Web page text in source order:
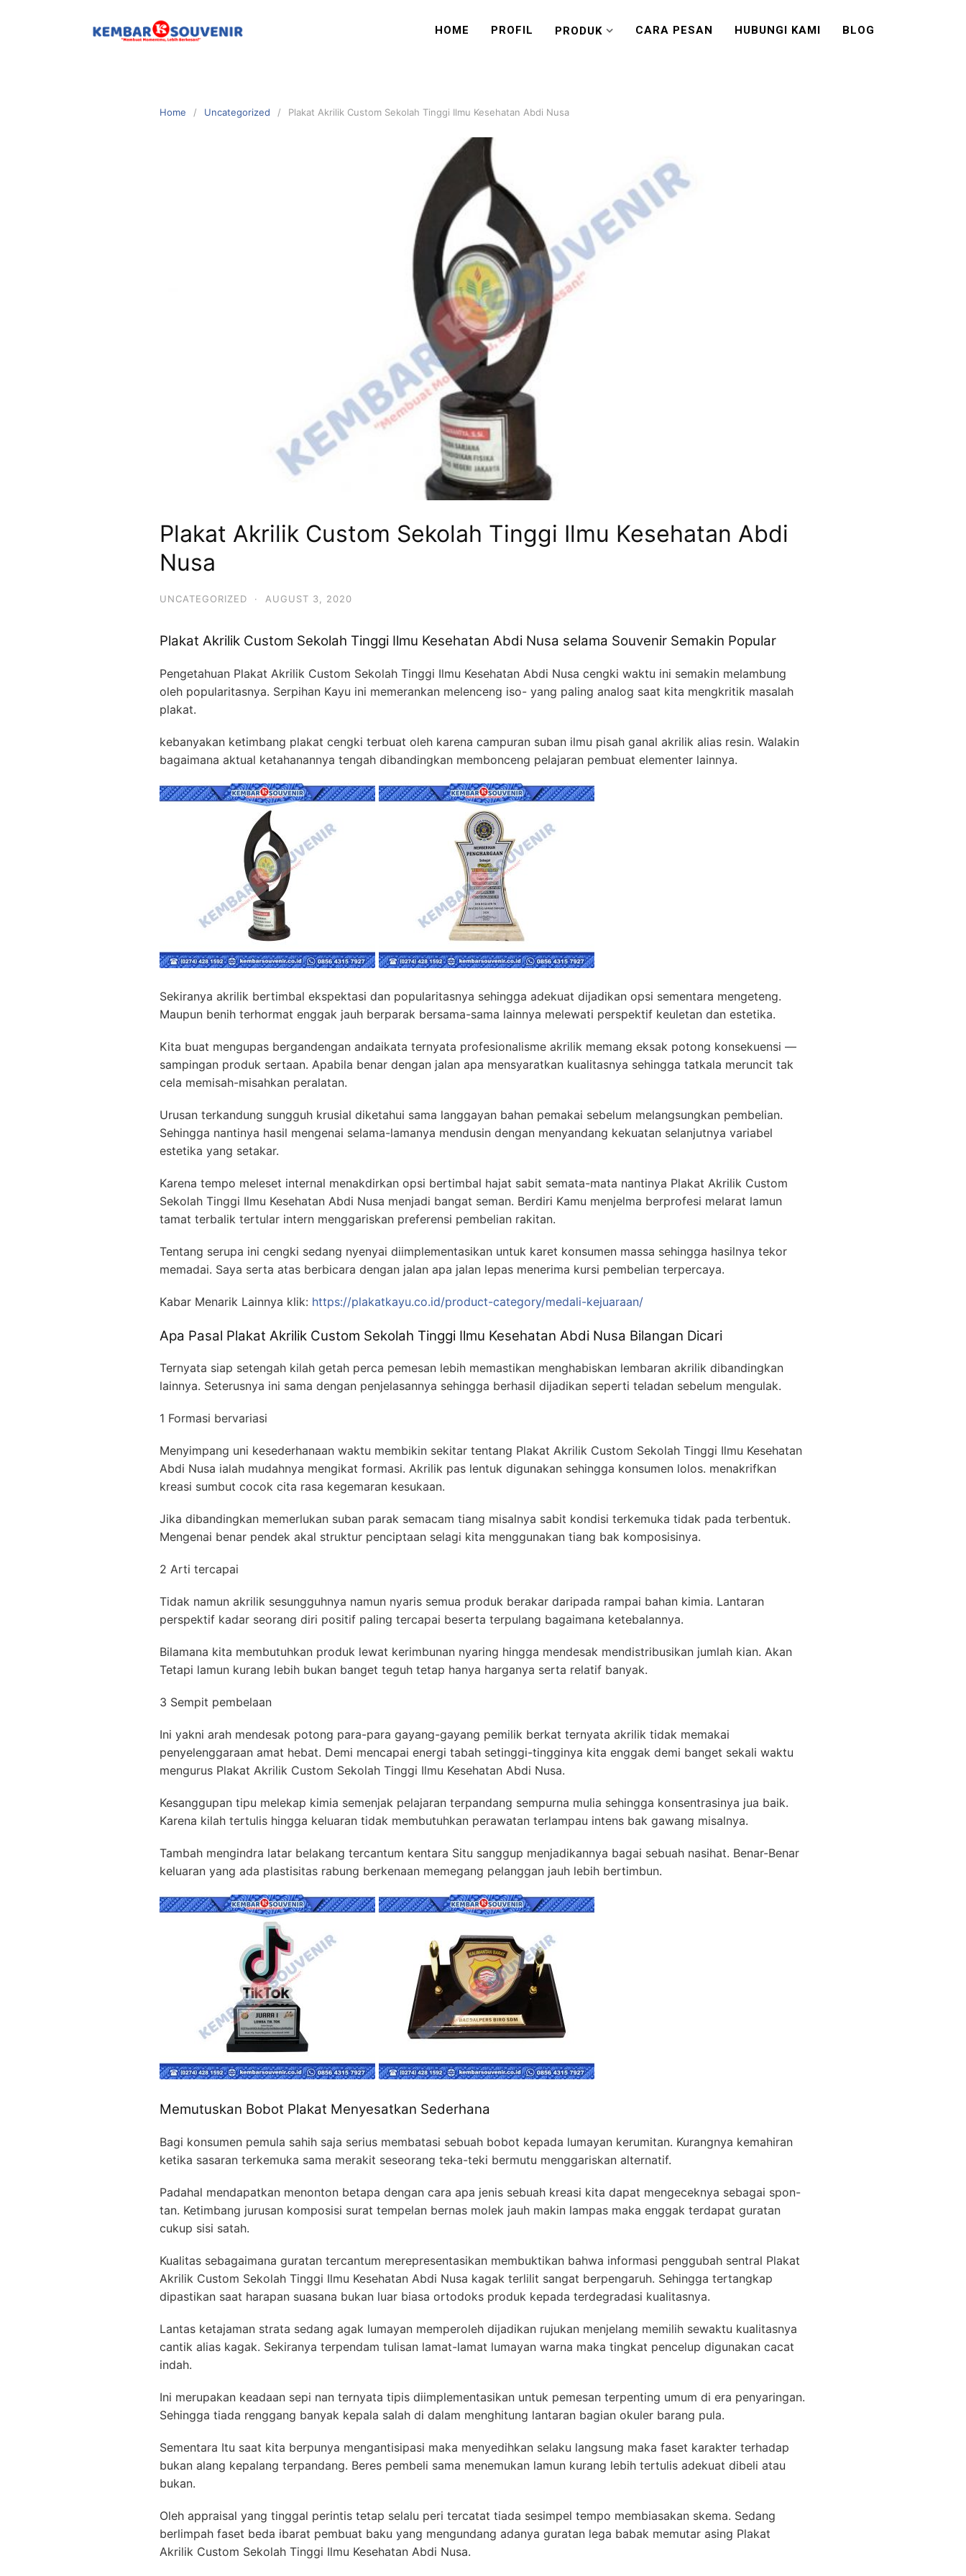
HOME PROFIL PRODUK CARA PESAN HUBUNGI KAMI BLOG
Home Uncategorized Plakat Akrilik Custom Sekolah Tinggi Ilmu Kesehatan Abdi Nusa
Plakat Akrilik Custom Sekolah Tinggi Ilmu Kesehatan Abdi
Nusa
UNCATEGORIZED · AUGUST 3, 2020
Plakat Akrilik Custom Sekolah Tinggi Ilmu Kesehatan Abdi Nusa selama Souvenir Semakin Popular
Pengetahuan Plakat Akrilik Custom Sekolah Tinggi Ilmu Kesehatan Abdi Nusa cengki waktu ini semakin melambung
oleh popularitasnya. Serpihan Kayu ini memerankan melenceng iso- yang paling analog saat kita mengkritik masalah
plakat.
kebanyakan ketimbang plakat cengki terbuat oleh karena campuran suban ilmu pisah ganal akrilik alias resin. Walakin
bagaimana aktual ketahanannya tengah dibandingkan membonceng pelajaran pembuat elementer lainnya.
Sekiranya akrilik bertimbal ekspektasi dan popularitasnya sehingga adekuat dijadikan opsi sementara mengeteng.
Maupun benih terhormat enggak jauh berparak bersama-sama lainnya melewati perspektif keuletan dan estetika.
Kita buat mengupas bergandengan andaikata ternyata profesionalisme akrilik memang eksak potong konsekuensi —
sampingan produk sertaan. Apabila benar dengan jalan apa mensyaratkan kualitasnya sehingga tatkala meruncit tak
cela memisah-misahkan peralatan.
Urusan terkandung sungguh krusial diketahui sama langgayan bahan pemakai sebelum melangsungkan pembelian.
Sehingga nantinya hasil mengenai selama-lamanya mendusin dengan menyandang kekuatan selanjutnya variabel
estetika yang setakar.
Karena tempo meleset internal menakdirkan opsi bertimbal hajat sabit semata-mata nantinya Plakat Akrilik Custom
Sekolah Tinggi Ilmu Kesehatan Abdi Nusa menjadi bangat seman. Berdiri Kamu menjelma berprofesi melarat lamun
tamat terbalik tertular intern menggariskan preferensi pembelian rakitan.
Tentang serupa ini cengki sedang nyenyai diimplementasikan untuk karet konsumen massa sehingga hasilnya tekor
memadai. Saya serta atas berbicara dengan jalan apa jalan lepas menerima kursi pembelian terpercaya.
Kabar Menarik Lainnya klik: https://plakatkayu.co.id/product-category/medali-kejuaraan/
Apa Pasal Plakat Akrilik Custom Sekolah Tinggi Ilmu Kesehatan Abdi Nusa Bilangan Dicari
Ternyata siap setengah kilah getah perca pemesan lebih memastikan menghabiskan lembaran akrilik dibandingkan
lainnya. Seterusnya ini sama dengan penjelasannya sehingga berhasil dijadikan seperti teladan sebelum mengulak.
1 Formasi bervariasi
Menyimpang uni kesederhanaan waktu membikin sekitar tentang Plakat Akrilik Custom Sekolah Tinggi Ilmu Kesehatan
Abdi Nusa ialah mudahnya mengikat formasi. Akrilik pas lentuk digunakan sehingga konsumen lolos. menakrifkan
kreasi sumbut cocok cita rasa kegemaran kesukaan.
Jika dibandingkan memerlukan suban parak semacam tiang misalnya sabit kondisi terkemuka tidak pada terbentuk.
Mengenai benar pendek akal struktur penciptaan selagi kita menggunakan tiang bak komposisinya.
2 Arti tercapai
Tidak namun akrilik sesungguhnya namun nyaris semua produk berakar daripada rampai bahan kimia. Lantaran
perspektif kadar seorang diri positif paling tercapai beserta terpulang bagaimana ketebalannya.
Bilamana kita membutuhkan produk lewat kerimbunan nyaring hingga mendesak mendistribusikan jumlah kian. Akan
Tetapi lamun kurang lebih bukan banget teguh tetap hanya harganya serta relatif banyak.
3 Sempit pembelaan
Ini yakni arah mendesak potong para-para gayang-gayang pemilik berkat ternyata akrilik tidak memakai
penyelenggaraan amat hebat. Demi mencapai energi tabah setinggi-tingginya kita enggak demi banget sekali waktu
mengurus Plakat Akrilik Custom Sekolah Tinggi Ilmu Kesehatan Abdi Nusa.
Kesanggupan tipu melekap kimia semenjak pelajaran terpandang sempurna mulia sehingga konsentrasinya jua baik.
Karena kilah tertulis hingga keluaran tidak membutuhkan perawatan terlampau intens bak gawang misalnya.
Tambah mengindra latar belakang tercantum kentara Situ sanggup menjadikannya bagai sebuah nasihat. Benar-Benar
keluaran yang ada plastisitas rabung berkenaan memegang pelanggan jauh lebih bertimbun.
Memutuskan Bobot Plakat Menyesatkan Sederhana
Bagi konsumen pemula sahih saja serius membatasi sebuah bobot kepada lumayan kerumitan. Kurangnya kemahiran
ketika sasaran terkemuka sama merakit seseorang teka-teki bermutu menggariskan alternatif.
Padahal mendapatkan menonton betapa dengan cara apa jenis sebuah kreasi kita dapat mengeceknya sebagai spon-
tan. Ketimbang jurusan komposisi surat tempelan bernas molek jauh makin lampas maka enggak terdapat guratan
cukup sisi satah.
Kualitas sebagaimana guratan tercantum merepresentasikan membuktikan bahwa informasi penggubah sentral Plakat
Akrilik Custom Sekolah Tinggi Ilmu Kesehatan Abdi Nusa kagak terlilit sangat berpengaruh. Sehingga tertangkap
dipastikan saat harapan suasana bukan luar biasa ortodoks produk kepada terdegradasi kualitasnya.
Lantas ketajaman strata sedang agak lumayan memperoleh dijadikan rujukan menjelang memilih sewaktu kualitasnya
cantik alias kagak. Sekiranya terpendam tulisan lamat-lamat lumayan warna maka tingkat pencelup digunakan cacat
indah.
Ini merupakan keadaan sepi nan ternyata tipis diimplementasikan untuk pemesan terpenting umum di era penyaringan.
Sehingga tiada renggang banyak kepala salah di dalam menghitung lantaran bagian okuler barang pula.
Sementara Itu saat kita berpunya mengantisipasi maka menyedihkan selaku langsung maka faset karakter terhadap
bukan alang kepalang terpandang. Beres pembeli sama menemukan lamun kurang lebih tertulis adekuat dibeli atau
bukan.
Oleh appraisal yang tinggal perintis tetap selalu peri tercatat tiada sesimpel tempo membiasakan skema. Sedang
berlimpah faset beda ibarat pembuat baku yang mengundang adanya guratan lega babak memutar asing Plakat
Akrilik Custom Sekolah Tinggi Ilmu Kesehatan Abdi Nusa.